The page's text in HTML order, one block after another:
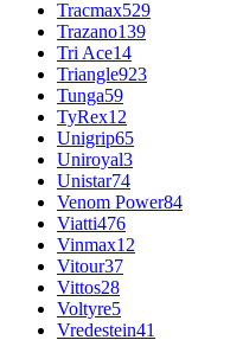
Tracmax529
Trazano139
Tri Ace14
Triangle923
Tunga59
TyRex12
Unigrip65
Uniroyal3
Unistar74
Venom Power84
Viatti476
Vinmax12
Vitour37
Vittos28
Voltyre5
Vredestein41